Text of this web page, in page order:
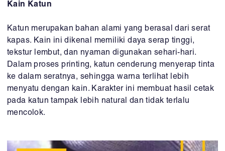
Kain Katun
Katun merupakan bahan alami yang berasal dari serat
kapas. Kain ini dikenal memiliki daya serap tinggi,
tekstur lembut, dan nyaman digunakan sehari-hari.
Dalam proses printing, katun cenderung menyerap tinta
ke dalam seratnya, sehingga warna terlihat lebih
menyatu dengan kain. Karakter ini membuat hasil cetak
pada katun tampak lebih natural dan tidak terlalu
mencolok.